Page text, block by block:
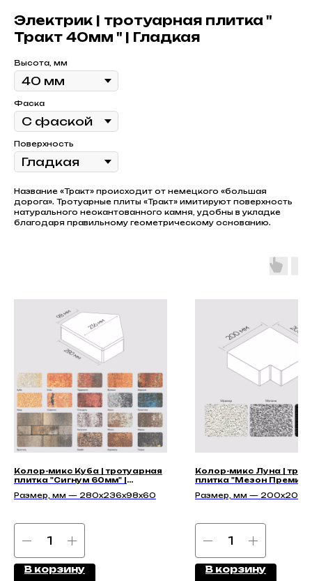
Электрик | тротуарная плитка "
Тракт 40мм " | Гладкая
Высота, мм
Фаска
Поверхность
Название «Тракт» происходит от немецкого «большая
дорога». Тротуарные плиты «Тракт» имитируют поверхность
натурального неокантованного камня, удобны в укладке
благодаря правильному геометрическому основанию.
Колор-микс Куба | тротуарная
плитка "Сигнум 60мм" |
Размер, мм — 280х236х98х60
В корзину
Колор-микс Луна |
плитка "Мезон
Размер, мм —
В корзину